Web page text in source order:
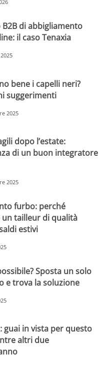
di abbigliamento
il caso Tenaxia
bene i capelli neri?
suggerimenti
2025
dopo l’estate:
di un buon integratore
2025
furbo: perché
tailleur di qualità
estivi
Sposta un solo
e trova la soluzione
guai in vista per questo
altri due